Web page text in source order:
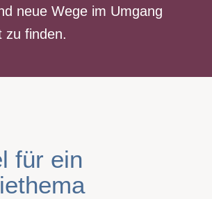
neue Wege im Umgang
zu finden.
für ein